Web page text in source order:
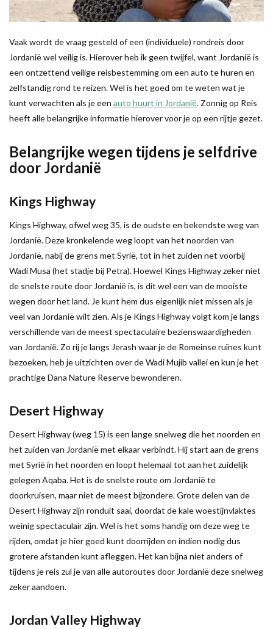
Vaak wordt de vraag gesteld of een (individuele) rondreis door
Jordanië wel veilig is. Hierover heb ik geen twijfel, want Jordanië is
een ontzettend veilige reisbestemming om een auto te huren en
zelfstandig rond te reizen. Wel is het goed om te weten wat je
kunt verwachten als je een auto huurt in Jordanië. Zonnig op Reis
heeft alle belangrijke informatie hierover voor je op een rijtje gezet.
Belangrijke wegen tijdens je selfdrive
door Jordanië
Kings Highway
Kings Highway, ofwel weg 35, is de oudste en bekendste weg van
Jordanië. Deze kronkelende weg loopt van het noorden van
Jordanië, nabij de grens met Syrië, tot in het zuiden net voorbij
Wadi Musa (het stadje bij Petra). Hoewel Kings Highway zeker niet
de snelste route door Jordanië is, is dit wel een van de mooiste
wegen door het land. Je kunt hem dus eigenlijk niet missen als je
veel van Jordanië wilt zien. Als je Kings Highway volgt kom je langs
verschillende van de meest spectaculaire bezienswaardigheden
van Jordanië. Zo rij je langs Jerash waar je de Romeinse ruïnes kunt
bezoeken, heb je uitzichten over de Wadi Mujib vallei en kun je het
prachtige Dana Nature Reserve bewonderen.
Desert Highway
Desert Highway (weg 15) is een lange snelweg die het noorden en
het zuiden van Jordanië met elkaar verbindt. Hij start aan de grens
met Syrië in het noorden en loopt helemaal tot aan het zuidelijk
gelegen Aqaba. Het is de snelste route om Jordanië te
doorkruisen, maar niet de meest bijzondere. Grote delen van de
Desert Highway zijn ronduit saai, doordat de kale woestijnvlaktes
weinig spectaculair zijn. Wel is het soms handig om deze weg te
rijden, omdat je hier goed kunt doorrijden en indien nodig dus
grotere afstanden kunt afleggen. Het kan bijna niet anders of
tijdens je reis zul je van alle autoroutes door Jordanië deze snelweg
zeker aandoen.
Jordan Valley Highway